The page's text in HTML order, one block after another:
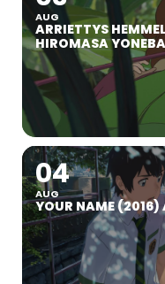
AUG
ARRIETTYS
HIROMASA
04
AUG
YOUR NAME